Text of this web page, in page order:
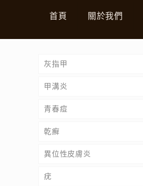
首頁 關於我們
灰指甲
甲溝炎
青春痘
乾癬
異位性皮膚炎
疣